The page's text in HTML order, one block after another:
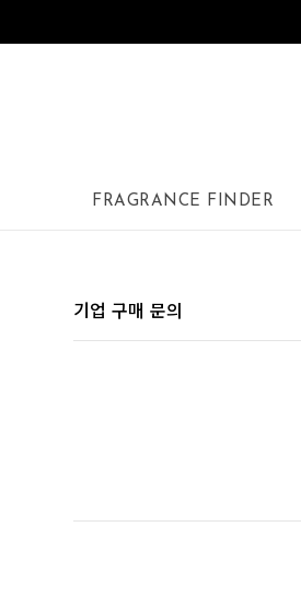
FRAGRANCE FINDER
기업 구매 문의